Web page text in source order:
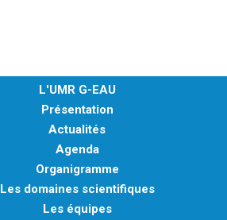
L'UMR G-EAU
Présentation
Actualités
Agenda
Organigramme
Les domaines scientifiques
Les équipes